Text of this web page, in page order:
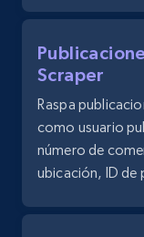
LinkedIn
company URL
URL, ID, User
Scraper
Raspa
como usuario
número de
ubicación, ID de